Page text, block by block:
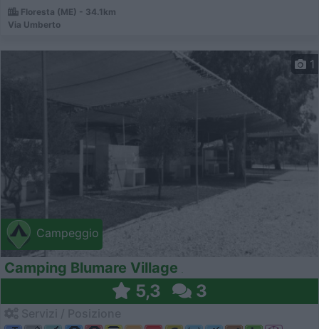
Floresta (ME) - 34.1km
Via Umberto
Campeggio
1
Camping Blumare Village
5,3 3